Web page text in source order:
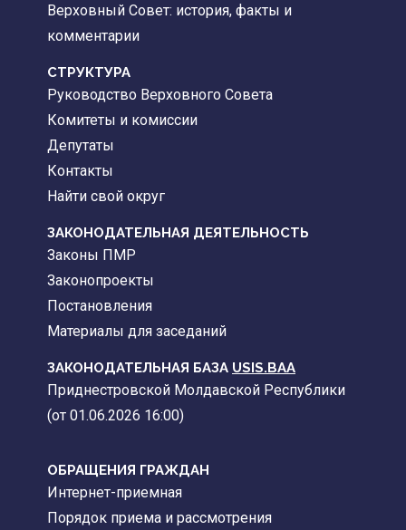
Верховный Совет: история, факты и
комментарии
CТРУКТУРА
Руководство Верховного Совета
Комитеты и комиссии
Депутаты
Контакты
Найти свой округ
ЗАКОНОДАТЕЛЬНАЯ ДЕЯТЕЛЬНОСТЬ
Законы ПМР
Законопроекты
Постановления
Материалы для заседаний
ЗАКОНОДАТЕЛЬНАЯ БАЗА USIS.BAA
Приднестровской Молдавской Республики
(от 01.06.2026 16:00)
ОБРАЩЕНИЯ ГРАЖДАН
Интернет-приемная
Порядок приема и рассмотрения